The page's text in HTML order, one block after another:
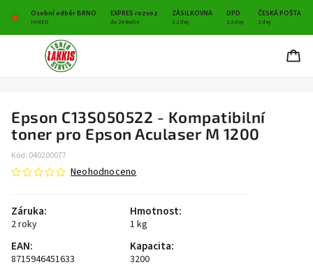
Osobní odběr BRNO EXPRES rozvoz ZÁSILKOVNA DPD ČESKÁ POŠTA
IHNED do 24 hodin 1-2 dny 1-2 dny 2 dny
Epson C13S050522 - Kompatibilní
toner pro Epson Aculaser M 1200
Kód: 040200077
Neohodnoceno
Záruka:
2 roky
Hmotnost:
1 kg
EAN:
8715946451633
Kapacita:
3200